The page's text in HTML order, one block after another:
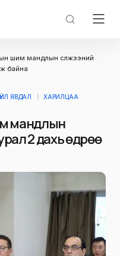
шим мандлын сүлжээний
байна
ҮЙЛ ЯВДАЛ
ХАРИЛЦАА
мандлын
2 дахь өдрөө